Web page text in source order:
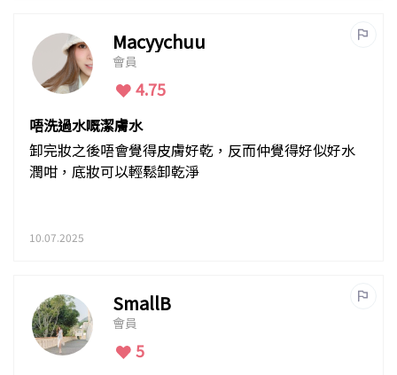
Macyychuu
會員
4.75
唔洗過水嘅潔膚水
卸完妝之後唔會覺得皮膚好乾，反而仲覺得好似好水
潤咁，底妝可以輕鬆卸乾淨
10.07.2025
SmallB
會員
5